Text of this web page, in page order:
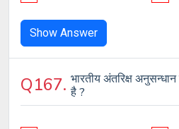
Show Answer
Q167.भारतीय अंतरिक्ष
है ?